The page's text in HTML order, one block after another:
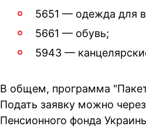
5651 — одежда для
5661 — обувь;
5943 —
В общем, программа
Подать заявку можно
Пенсионного фонда